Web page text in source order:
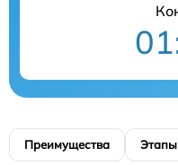
Преимущества